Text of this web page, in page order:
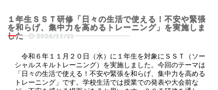
１年生ＳＳＴ研修「日々の生活で使える！不安や緊張
を和らげ、集中力を高めるトレーニング」を実施しま
した
2024/11/21
令和６年１１月２０日（水）に１年生を対象にＳＳＴ（ソー
シャルスキルトレーニング）を実施しました。今回のテーマは
「日々の生活で使える！不安や緊張を和らげ、集中力を高める
トレーニング」です。学校生活では授業での発表や大会前な